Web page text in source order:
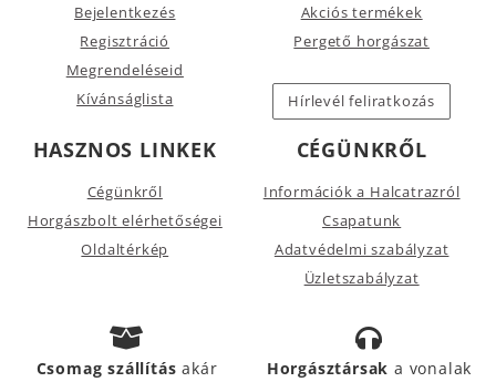
Bejelentkezés
Regisztráció
Megrendeléseid
Kívánságlista
Akciós termékek
Pergető horgászat
Hírlevél feliratkozás
HASZNOS LINKEK
Cégünkről
Horgászbolt elérhetőségei
Oldaltérkép
CÉGÜNKRŐL
Információk a Halcatrazról
Csapatunk
Adatvédelmi szabályzat
Üzletszabályzat
Csomag szállításakár
Horgásztársak a vonalak